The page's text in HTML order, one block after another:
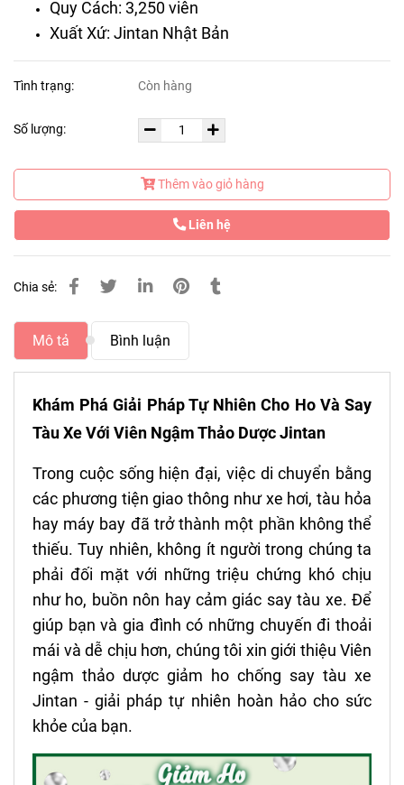
Quy Cách: 3,250 viên
Xuất Xứ: Jintan Nhật Bản
Tình trạng: Còn hàng
Số lượng:
Thêm vào giỏ hàng
Liên hệ
Chia sẻ:
Mô tả Bình luận
Khám Phá Giải Pháp Tự Nhiên Cho Ho Và Say
Tàu Xe Với Viên Ngậm Thảo Dược Jintan
Trong cuộc sống hiện đại, việc di chuyển bằng
các phương tiện giao thông như xe hơi, tàu hỏa
hay máy bay đã trở thành một phần không thể
thiếu. Tuy nhiên, không ít người trong chúng ta
phải đối mặt với những triệu chứng khó chịu
như ho, buồn nôn hay cảm giác say tàu xe. Để
giúp bạn và gia đình có những chuyến đi thoải
mái và dễ chịu hơn, chúng tôi xin giới thiệu Viên
ngậm thảo dược giảm ho chống say tàu xe
Jintan - giải pháp tự nhiên hoàn hảo cho sức
khỏe của bạn.